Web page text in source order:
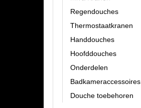
Regendouches
Thermostaatkranen
Handdouches
Hoofddouches
Onderdelen
Badkameraccessoires
Douche toebehoren